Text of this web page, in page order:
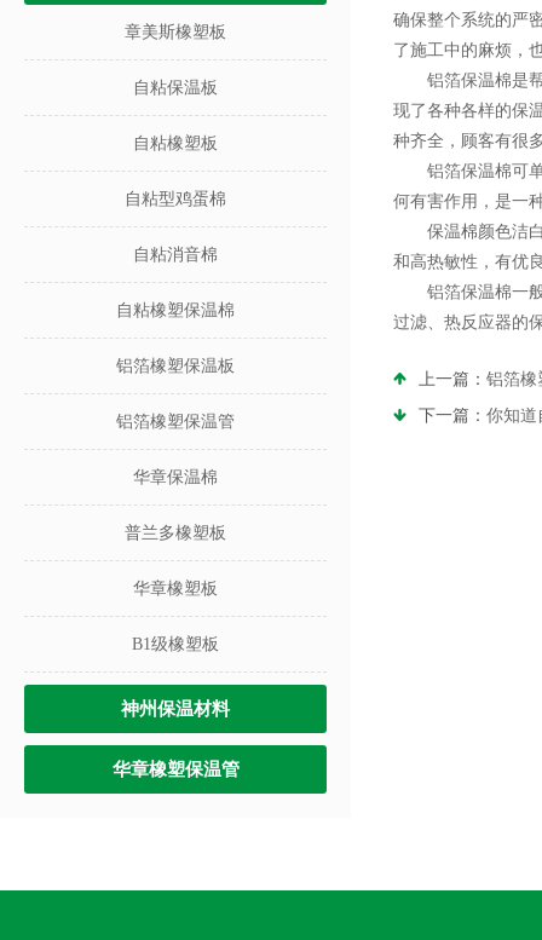
章美斯橡塑板
自粘保温板
自粘橡塑板
自粘型鸡蛋棉
自粘消音棉
自粘橡塑保温棉
铝箔橡塑保温板
铝箔橡塑保温管
华章保温棉
普兰多橡塑板
华章橡塑板
B1级橡塑板
神州保温材料
华章橡塑保温管
确保整个系统的严
了施工中的麻烦，
铝箔保温棉是帮
现了各种各样的保
种齐全，顾客有很
铝箔保温棉可单
何有害作用，是一
保温棉颜色洁白
和高热敏性，有优
铝箔保温棉一般
过滤、热反应器的
上一篇： 铝箔橡
下一篇： 你知道